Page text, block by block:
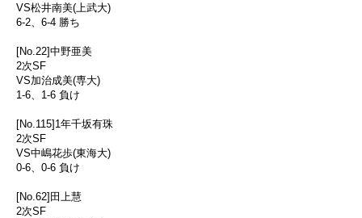
VS松井南美(上武大)
6-2、6-4 勝ち
[No.22]中野亜美
2次SF
VS加治成美(専大)
1-6、1-6 負け
[No.115]1年千坂有珠
2次SF
VS中嶋花歩(東海大)
0-6、0-6 負け
[No.62]田上慧
2次SF